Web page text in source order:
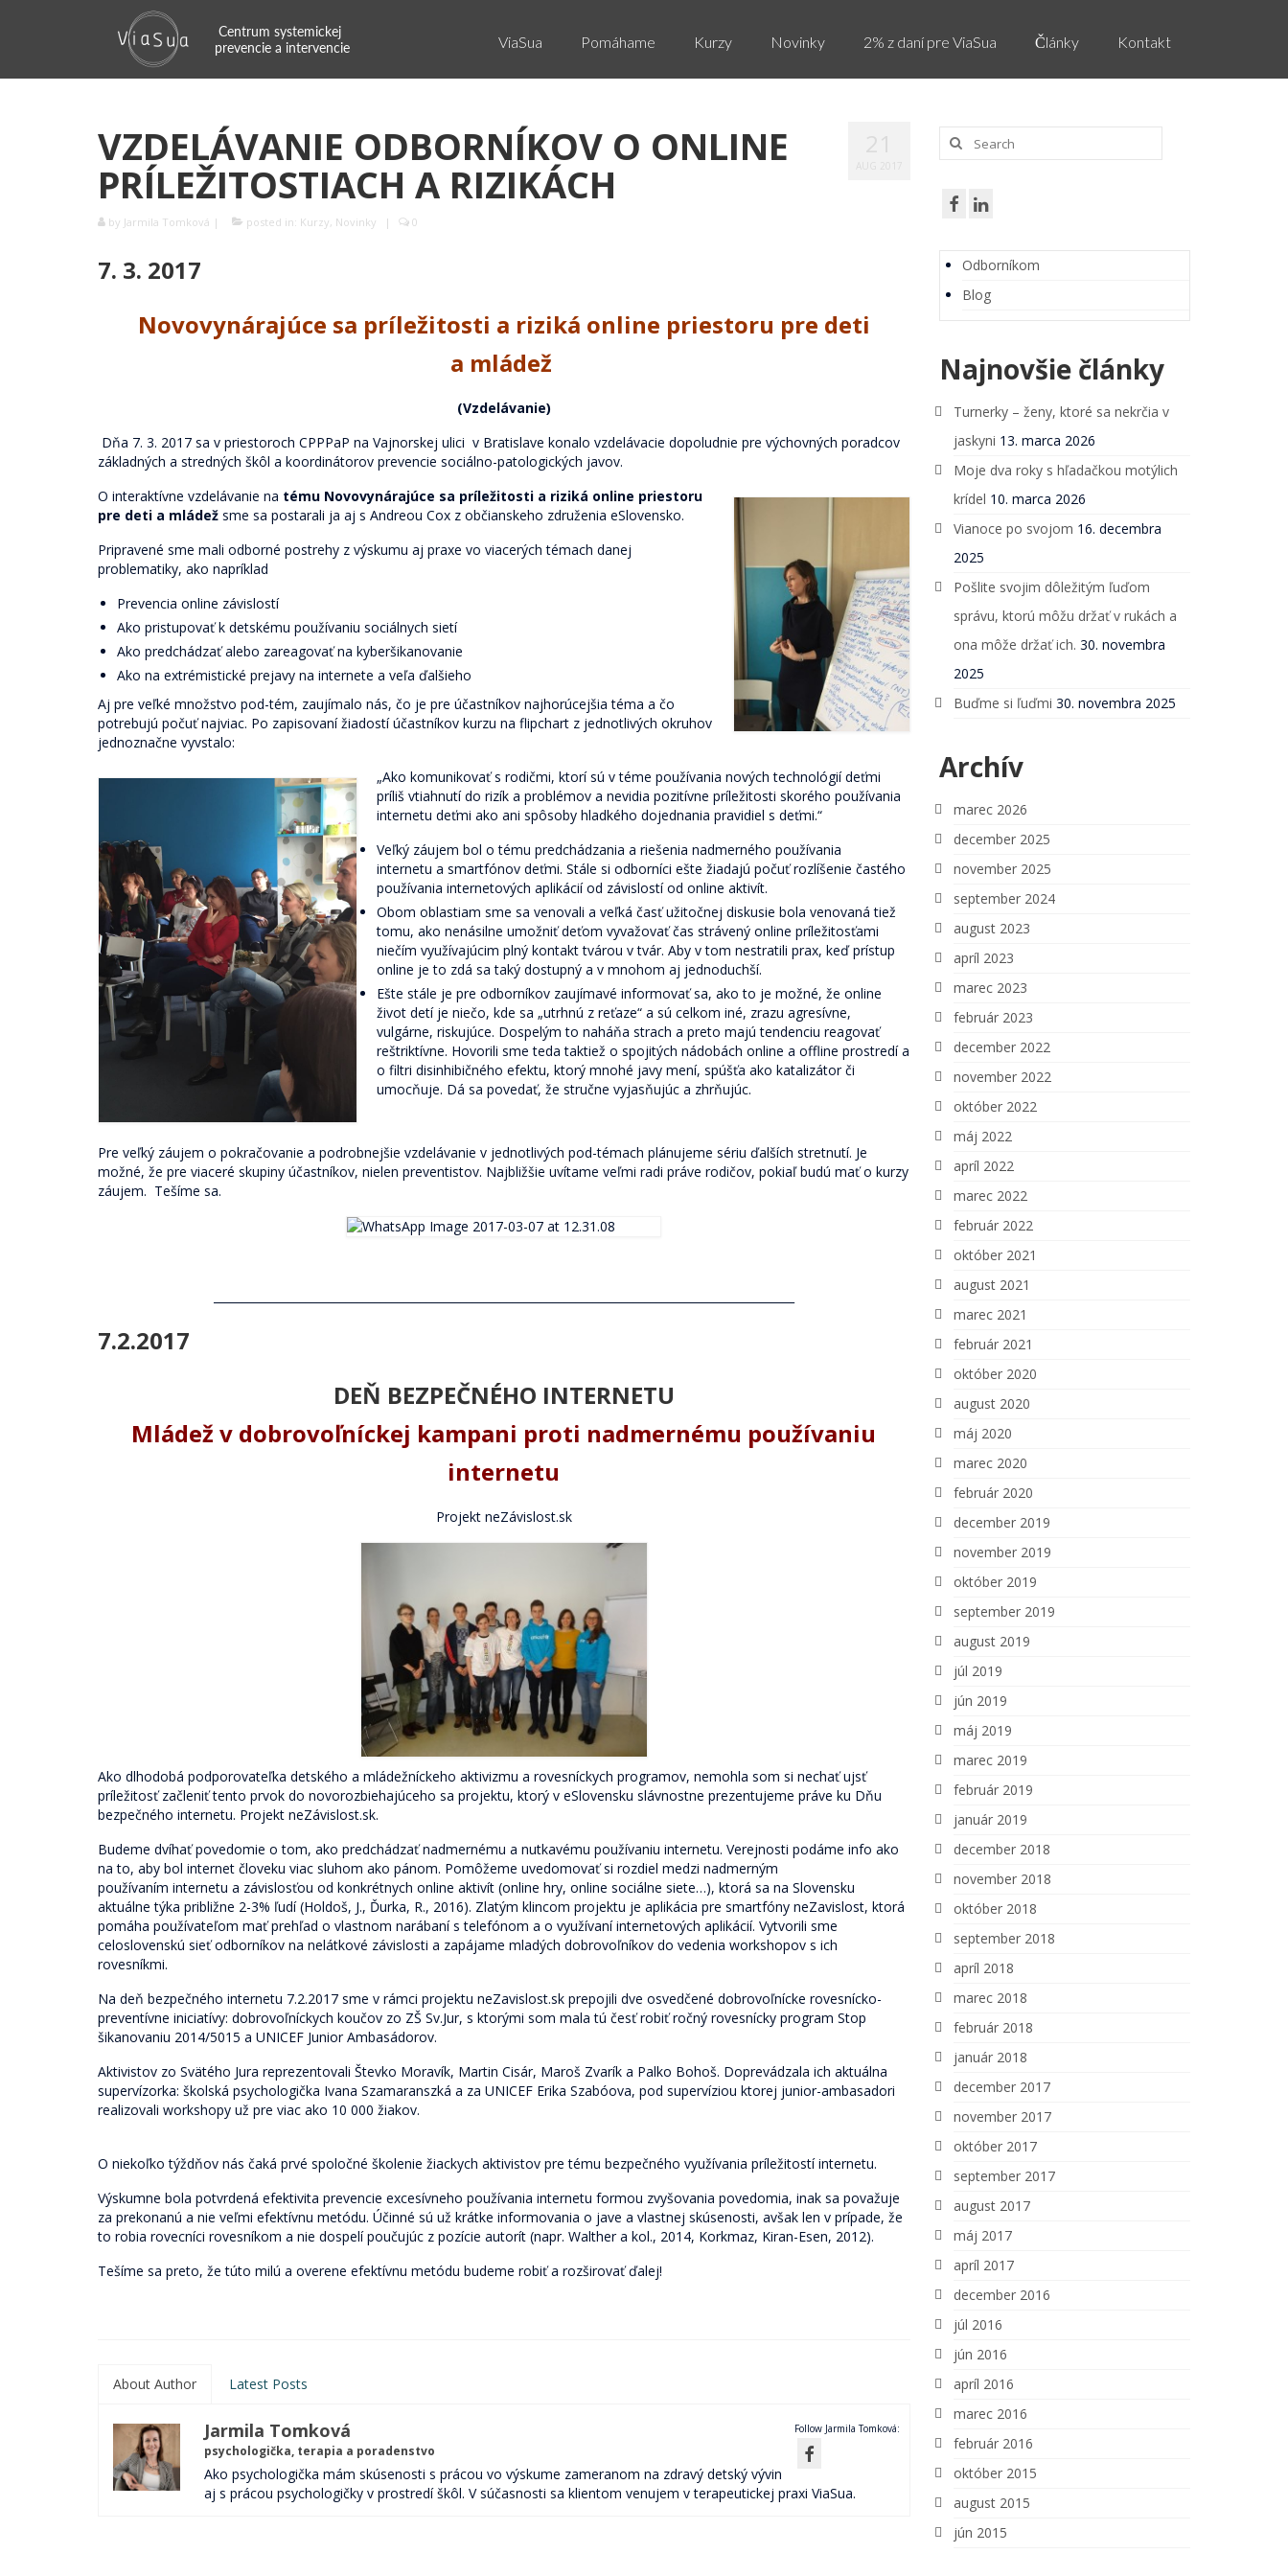
ViaSua Pomáhame Kurzy Novinky 2% z daní pre ViaSua Články Kontakt
VZDELÁVANIE ODBORNÍKOV O ONLINE
PRÍLEŽITOSTIACH A RIZIKÁCH
by Jarmila Tomková | posted in: Kurzy, Novinky | 0
7. 3. 2017
Novovynárajúce sa príležitosti a riziká online priestoru pre deti
a mládež
(Vzdelávanie)
Dňa 7. 3. 2017 sa v priestoroch CPPPaP na Vajnorskej ulici v Bratislave konalo vzdelávacie dopoludnie pre výchovných poradcov
základných a stredných škôl a koordinátorov prevencie sociálno-patologických javov.
O interaktívne vzdelávanie na tému Novovynárajúce sa príležitosti a riziká online priestoru
pre deti a mládež sme sa postarali ja aj s Andreou Cox z občianskeho združenia eSlovensko.
Pripravené sme mali odborné postrehy z výskumu aj praxe vo viacerých témach danej
problematiky, ako napríklad
Prevencia online závislostí
Ako pristupovať k detskému používaniu sociálnych sietí
Ako predchádzať alebo zareagovať na kyberšikanovanie
Ako na extrémistické prejavy na internete a veľa ďalšieho
Aj pre veľké množstvo pod-tém, zaujímalo nás, čo je pre účastníkov najhorúcejšia téma a čo
potrebujú počuť najviac. Po zapisovaní žiadostí účastníkov kurzu na flipchart z jednotlivých okruhov
jednoznačne vyvstalo:
„Ako komunikovať s rodičmi, ktorí sú v téme používania nových technológií deťmi
príliš vtiahnutí do rizík a problémov a nevidia pozitívne príležitosti skorého používania
internetu deťmi ako ani spôsoby hladkého dojednania pravidiel s deťmi.“
Veľký záujem bol o tému predchádzania a riešenia nadmerného používania
internetu a smartfónov deťmi. Stále si odborníci ešte žiadajú počuť rozlíšenie častého
používania internetových aplikácií od závislostí od online aktivít.
Obom oblastiam sme sa venovali a veľká časť užitočnej diskusie bola venovaná tiež
tomu, ako nenásilne umožniť deťom vyvažovať čas strávený online príležitosťami
niečím využívajúcim plný kontakt tvárou v tvár. Aby v tom nestratili prax, keď prístup
online je to zdá sa taký dostupný a v mnohom aj jednoduchší.
Ešte stále je pre odborníkov zaujímavé informovať sa, ako to je možné, že online
život detí je niečo, kde sa „utrhnú z reťaze“ a sú celkom iné, zrazu agresívne,
vulgárne, riskujúce. Dospelým to naháňa strach a preto majú tendenciu reagovať
reštriktívne. Hovorili sme teda taktiež o spojitých nádobách online a offline prostredí a
o filtri disinhibičného efektu, ktorý mnohé javy mení, spúšťa ako katalizátor či
umocňuje. Dá sa povedať, že stručne vyjasňujúc a zhrňujúc.
Pre veľký záujem o pokračovanie a podrobnejšie vzdelávanie v jednotlivých pod-témach plánujeme sériu ďalších stretnutí. Je
možné, že pre viaceré skupiny účastníkov, nielen preventistov. Najbližšie uvítame veľmi radi práve rodičov, pokiaľ budú mať o kurzy
záujem. Tešíme sa.
7.2.2017
DEŇ BEZPEČNÉHO INTERNETU
Mládež v dobrovoľníckej kampani proti nadmernému používaniu
internetu
Projekt neZávislost.sk
Ako dlhodobá podporovateľka detského a mládežníckeho aktivizmu a rovesníckych programov, nemohla som si nechať ujsť
príležitosť začleniť tento prvok do novorozbiehajúceho sa projektu, ktorý v eSlovensku slávnostne prezentujeme práve ku Dňu
bezpečného internetu. Projekt neZávislost.sk.
Budeme dvíhať povedomie o tom, ako predchádzať nadmernému a nutkavému používaniu internetu. Verejnosti podáme info ako
na to, aby bol internet človeku viac sluhom ako pánom. Pomôžeme uvedomovať si rozdiel medzi nadmerným
používaním internetu a závislosťou od konkrétnych online aktivít (online hry, online sociálne siete…), ktorá sa na Slovensku
aktuálne týka približne 2-3% ľudí(Holdoš, J., Ďurka, R., 2016). Zlatým klincom projektu je aplikácia pre smartfóny neZavislost, ktorá
pomáha používateľom mať prehľad o vlastnom narábaní s telefónom a o využívaní internetových aplikácií. Vytvorili sme
celoslovenskú sieť odborníkov na nelátkové závislosti a zapájame mladých dobrovoľníkov do vedenia workshopov s ich
rovesníkmi.
Na deň bezpečného internetu 7.2.2017 sme v rámci projektu neZavislost.sk prepojili dve osvedčené dobrovoľnícke rovesnícko-
preventívne iniciatívy: dobrovoľníckych koučov zo ZŠ Sv.Jur, s ktorými som mala tú česť robiť ročný rovesnícky program Stop
šikanovaniu 2014/5015 a UNICEF Junior Ambasádorov.
Aktivistov zo Svätého Jura reprezentovali Števko Moravík, Martin Cisár, Maroš Zvarík a Palko Bohoš. Doprevádzala ich aktuálna
supervízorka: školská psychologička Ivana Szamaranszká a za UNICEF Erika Szabóova, pod supervíziou ktorej junior-ambasadori
realizovali workshopy už pre viac ako 10 000 žiakov.
O niekoľko týždňov nás čaká prvé spoločné školenie žiackych aktivistov pre tému bezpečného využívania príležitostí internetu.
Výskumne bola potvrdená efektivita prevencie excesívneho používania internetu formou zvyšovania povedomia, inak sa považuje
za prekonanú a nie veľmi efektívnu metódu. Účinné sú už krátke informovania o jave a vlastnej skúsenosti, avšak len v prípade, že
to robia rovecníci rovesníkom a nie dospelí poučujúc z pozície autorít (napr. Walther a kol., 2014, Korkmaz, Kiran-Esen, 2012).
Tešíme sa preto, že túto milú a overene efektívnu metódu budeme robiť a rozširovať ďalej!
About Author Latest Posts
Follow Jarmila Tomková:
Jarmila Tomková
psychologička, terapia a poradenstvo
Ako psychologička mám skúsenosti s prácou vo výskume zameranom na zdravý detský vývin
aj s prácou psychologičky v prostredí škôl. V súčasnosti sa klientom venujem v terapeutickej praxi ViaSua.
Search
for:
Odborníkom
Blog
Najnovšie články
Turnerky – ženy, ktoré sa nekrčia v
jaskyni 13. marca 2026
Moje dva roky s hľadačkou motýlich
krídel 10. marca 2026
Vianoce po svojom 16. decembra
2025
Pošlite svojim dôležitým ľuďom
správu, ktorú môžu držať v rukách a
ona môže držať ich. 30. novembra
2025
Buďme si ľuďmi 30. novembra 2025
Archív
marec 2026
december 2025
november 2025
september 2024
august 2023
apríl 2023
marec 2023
február 2023
december 2022
november 2022
október 2022
máj 2022
apríl 2022
marec 2022
február 2022
október 2021
august 2021
marec 2021
február 2021
október 2020
august 2020
máj 2020
marec 2020
február 2020
december 2019
november 2019
október 2019
september 2019
august 2019
júl 2019
jún 2019
máj 2019
marec 2019
február 2019
január 2019
december 2018
november 2018
október 2018
september 2018
apríl 2018
marec 2018
február 2018
január 2018
december 2017
november 2017
október 2017
september 2017
august 2017
máj 2017
apríl 2017
december 2016
júl 2016
jún 2016
apríl 2016
marec 2016
február 2016
október 2015
august 2015
jún 2015